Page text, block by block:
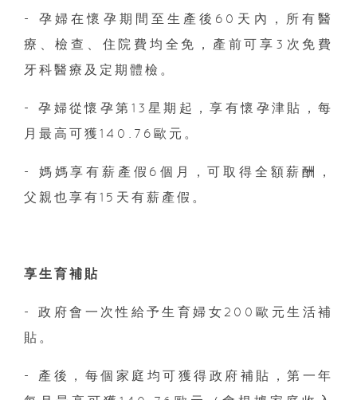
- 孕婦在懷孕期間至生產後60天內，所有醫
療、檢查、住院費均全免，產前可享3次免費
牙科醫療及定期體檢。
- 孕婦從懷孕第13星期起，享有懷孕津貼，每
月最高可獲140.76歐元。
- 媽媽享有薪產假6個月，可取得全額薪酬，
父親也享有15天有薪產假。
享生育補貼
- 政府會一次性給予生育婦女200歐元生活補
貼。
- 產後，每個家庭均可獲得政府補貼，第一年